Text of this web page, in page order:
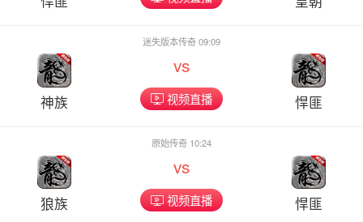
神族
迷失版本传奇 09:09
vs
视频直播 悍匪
狼族
原始传奇 10:24
vs
视频直播 悍匪